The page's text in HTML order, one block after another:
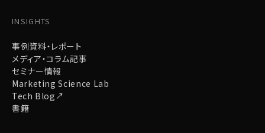
INSIGHTS
事例資料・レポート
メディア・コラム記事
セミナー情報
Marketing Science Lab
Tech Blog↗
書籍